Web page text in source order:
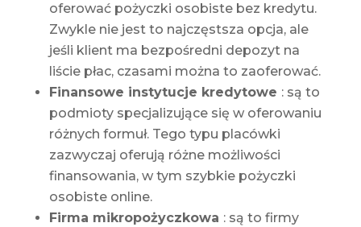
oferować pożyczki osobiste bez kredytu.
Zwykle nie jest to najczęstsza opcja, ale
jeśli klient ma bezpośredni depozyt na
liście płac, czasami można to zaoferować.
Finansowe instytucje kredytowe : są to
podmioty specjalizujące się w oferowaniu
różnych formuł. Tego typu placówki
zazwyczaj oferują różne możliwości
finansowania, w tym szybkie pożyczki
osobiste online.
Firma mikropożyczkowa : są to firmy